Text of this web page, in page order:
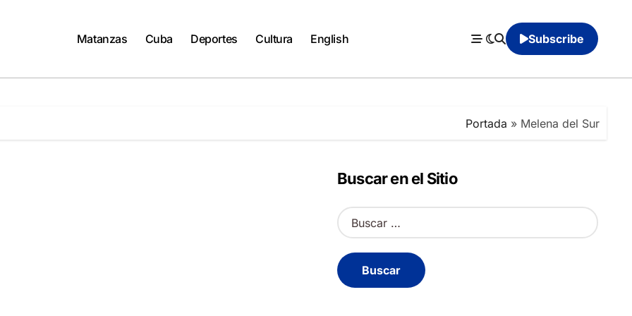
Matanzas Cuba Deportes Cultura English Subscribe
Portada » Melena del Sur
Buscar en el Sitio
B
u
c
a